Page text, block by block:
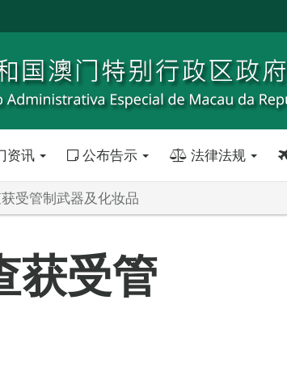
资讯 公布告示 法律法规
受管制武器及化妆品
获受管